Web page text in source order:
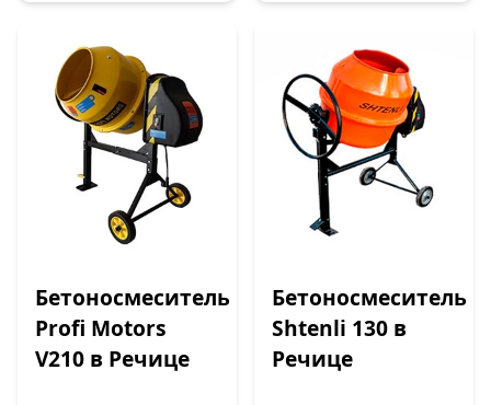
Бетоносмеситель
Profi Motors
V210 в Речице
Бетоносмеситель
Shtenli 130 в
Речице